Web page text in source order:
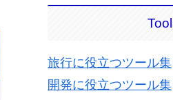
旅行に役立つツール集
開発に役立つツール集